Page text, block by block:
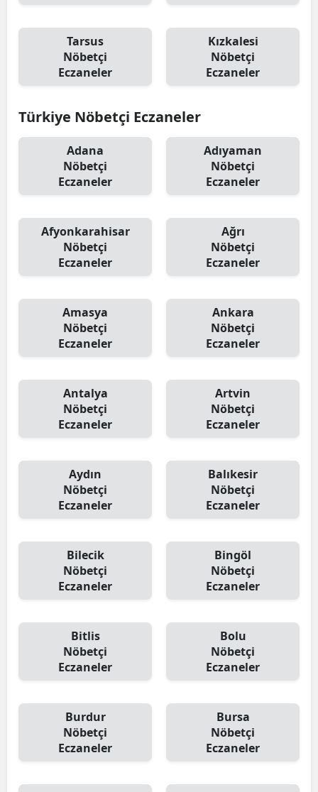
Tarsus
Nöbetçi
Eczaneler
Kızkalesi
Nöbetçi
Eczaneler
Türkiye Nöbetçi Eczaneler
Adana
Nöbetçi
Eczaneler
Adıyaman
Nöbetçi
Eczaneler
Afyonkarahisar
Nöbetçi
Eczaneler
Ağrı
Nöbetçi
Eczaneler
Amasya
Nöbetçi
Eczaneler
Ankara
Nöbetçi
Eczaneler
Antalya
Nöbetçi
Eczaneler
Artvin
Nöbetçi
Eczaneler
Aydın
Nöbetçi
Eczaneler
Balıkesir
Nöbetçi
Eczaneler
Bilecik
Nöbetçi
Eczaneler
Bingöl
Nöbetçi
Eczaneler
Bitlis
Nöbetçi
Eczaneler
Bolu
Nöbetçi
Eczaneler
Burdur
Nöbetçi
Eczaneler
Bursa
Nöbetçi
Eczaneler